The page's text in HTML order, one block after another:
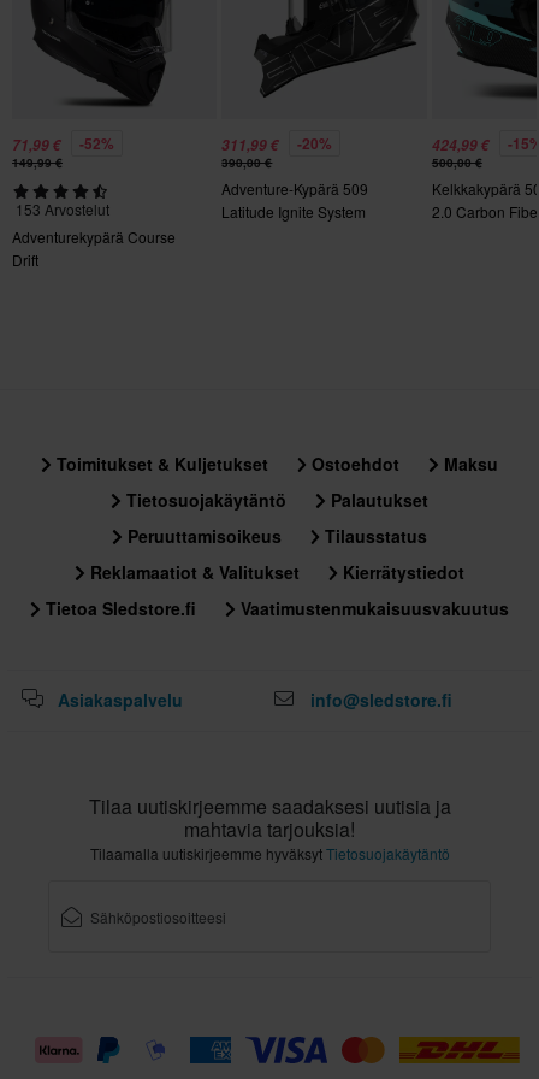
Materiaali
Kestomuovi
Aurinkovisiiri
Väri
Musta, Harmaa
Pinlock
XL
343 x 392 x 328 mm
S
343 x 392 x 328 mm
L
71,99 € -52%
149,99 €
153 Arvostelut
Adventurekypärä Course
Drift
311,99 € -20%
390,00 €
Adventure-Kypärä 509
Latitude Ignite System
424,99 € -
500,00 €
Kelkkakypärä
2.0 Carbon
Toimitukset & Kuljetukset Ostoehdot
Maksu
Tietosuojakäytäntö
Palautukset
Peruuttamisoikeus
Tilausstatus
Reklamaatiot & Valitukset
Kierrätystiedot
Tietoa Sledstore.fi
Vaatimustenmukaisuusvakuutus
Asiakaspalvelu info@sledstore.fi
Tilaa uutiskirjeemme saadaksesi uutisia ja
mahtavia tarjouksia!
Tilaamalla uutiskirjeemme hyväksytTietosuojakäytäntö